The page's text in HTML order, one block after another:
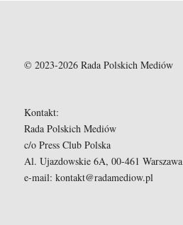
© 2023-2026 Rada Polskich Mediów
Kontakt:
Rada Polskich Mediów
c/o Press Club Polska
Al. Ujazdowskie 6A, 00-461 Warszawa
e-mail: kontakt@radamediow.pl